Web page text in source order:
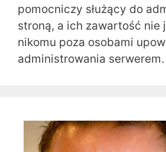
pomocniczy służący do
stroną, a ich zawartość nie
nikomu poza osobami
administrowania serwerem.